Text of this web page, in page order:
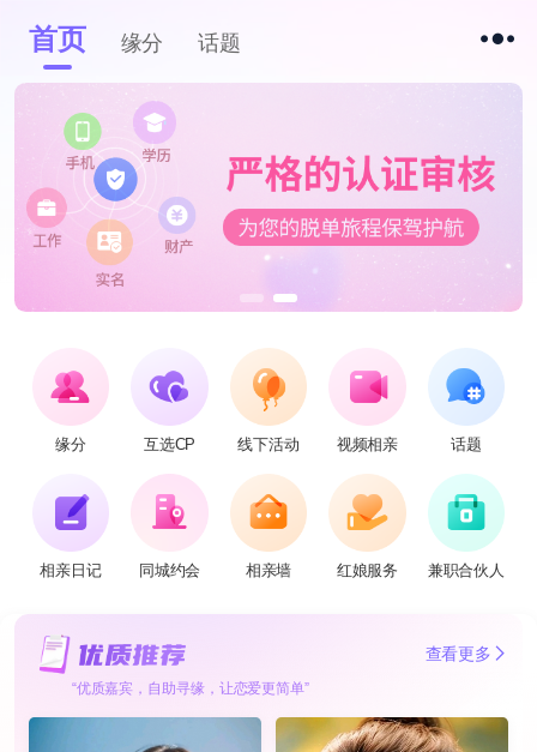
首页 缘分 话题
缘分 互选CP 线下活动 视频相亲 话题
相亲日记 同城约会 相亲墙 红娘服务 兼职合伙人
查看更多
“优质嘉宾，自助寻缘，让恋爱更简单”